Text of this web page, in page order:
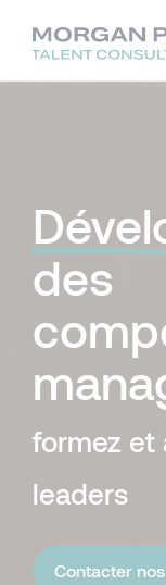
des
formez et
leaders
Contacter